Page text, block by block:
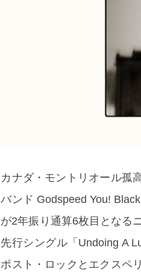
カナダ・モントリオール孤
バンド Godspeed You!
が2年振り通算6枚目となる
先行シングル「Undoing A
ポスト・ロックとエクスペ